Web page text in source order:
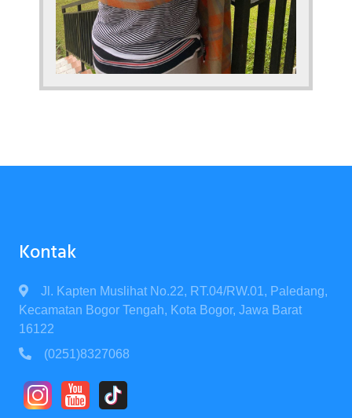
Kontak
Jl. Kapten Muslihat No.22, RT.04/RW.01, Paledang,
Kecamatan Bogor Tengah, Kota Bogor, Jawa Barat
16122
(0251)8327068